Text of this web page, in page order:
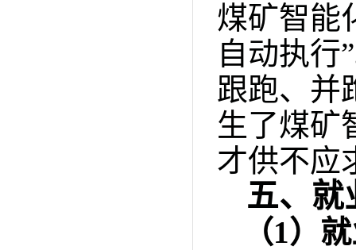
煤矿智能
自动执行
跟跑、并
生了煤矿
才供不应
五、就
（1）